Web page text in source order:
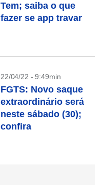
Tem; saiba o que
fazer se app travar
22/04/22 - 9:49min
FGTS: Novo saque
extraordinário será
neste sábado (30);
confira